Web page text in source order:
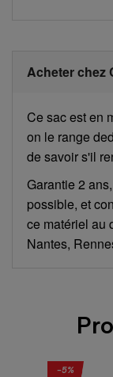
Acheter chez
Ce sac est en
on le range
de savoir s'il
Garantie 2
possible, et
ce matériel au
Nantes,
-5%